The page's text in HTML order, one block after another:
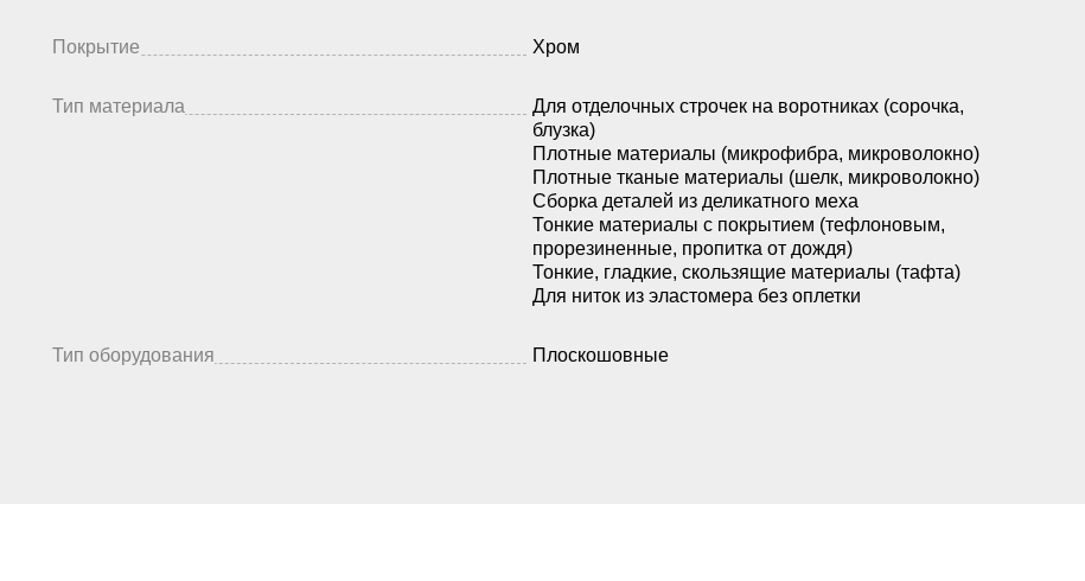
Покрытие Хром
Тип материала
Для отделочных строчек на воротниках (сорочка,
блузка)
Плотные материалы (микрофибра, микроволокно)
Плотные тканые материалы (шелк, микроволокно)
Сборка деталей из деликатного меха
Тонкие материалы с покрытием (тефлоновым,
прорезиненные, пропитка от дождя)
Тонкие, гладкие, скользящие материалы (тафта)
Для ниток из эластомера без оплетки
Тип оборудования Плоскошовные